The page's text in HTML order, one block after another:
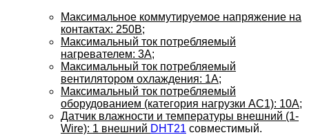
Максимальное коммутируемое напряжение на
контактах: 250В;
Максимальный ток потребляемый
нагревателем: 3А;
Максимальный ток потребляемый
вентилятором охлаждения: 1А;
Максимальный ток потребляемый
оборудованием (категория нагрузки AC1): 10А;
Датчик влажности и температуры внешний (1-
Wire): 1 внешний DHT21 совместимый.